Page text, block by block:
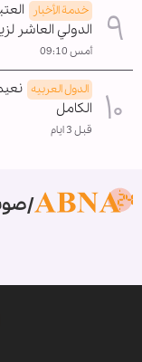
خدمة الأخبار
الدولي العاشر
أمس 09:10
الدول العربیه
الکامل
قبل 3 ايام